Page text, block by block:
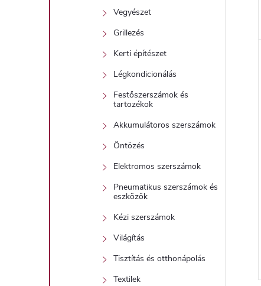
Vegyészet
Grillezés
Kerti építészet
Légkondicionálás
Festőszerszámok és
tartozékok
Akkumulátoros szerszámok
Öntözés
Elektromos szerszámok
Pneumatikus szerszámok és
eszközök
Kézi szerszámok
Világítás
Tisztítás és otthonápolás
Textilek